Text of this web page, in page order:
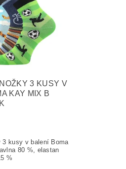
3 KUSY V
KAY MIX B
3 kusy v balení Boma
80 %, elastan
%